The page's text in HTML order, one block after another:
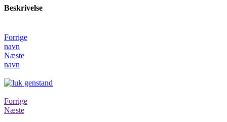
Beskrivelse
Forrige
navn
Næste
navn
Forrige
Næste